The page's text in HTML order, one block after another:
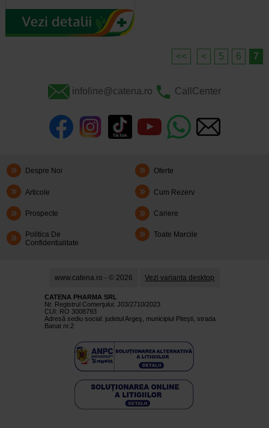
<< < 5 6 7
infoline@catena.ro CallCenter
Despre Noi Oferte
Articole Cum Rezerv
Prospecte Cariere
Politica De
Confidentialitate
Toate Marcile
www.catena.ro - © 2026 Vezi varianta desktop
CATENA PHARMA SRL
Nr. Registrul Comerţului: J03/2710/2023
CUI: RO 3008793
Adresă sediu social: judetul Argeş, municipiul Piteşti, strada
Banat nr.2